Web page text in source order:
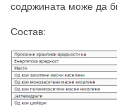
содржината може да
Состав: